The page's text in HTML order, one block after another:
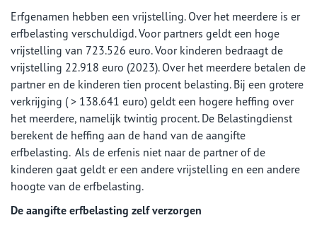
Erfgenamen hebben een vrijstelling. Over het meerdere is er
erfbelasting verschuldigd. Voor partners geldt een hoge
vrijstelling van 723.526 euro. Voor kinderen bedraagt de
vrijstelling 22.918 euro (2023). Over het meerdere betalen de
partner en de kinderen tien procent belasting. Bij een grotere
verkrijging ( > 138.641 euro) geldt een hogere heffing over
het meerdere, namelijk twintig procent. De Belastingdienst
berekent de heffing aan de hand van de aangifte
erfbelasting. Als de erfenis niet naar de partner of de
kinderen gaat geldt er een andere vrijstelling en een andere
hoogte van de erfbelasting.
De aangifte erfbelasting zelf verzorgen